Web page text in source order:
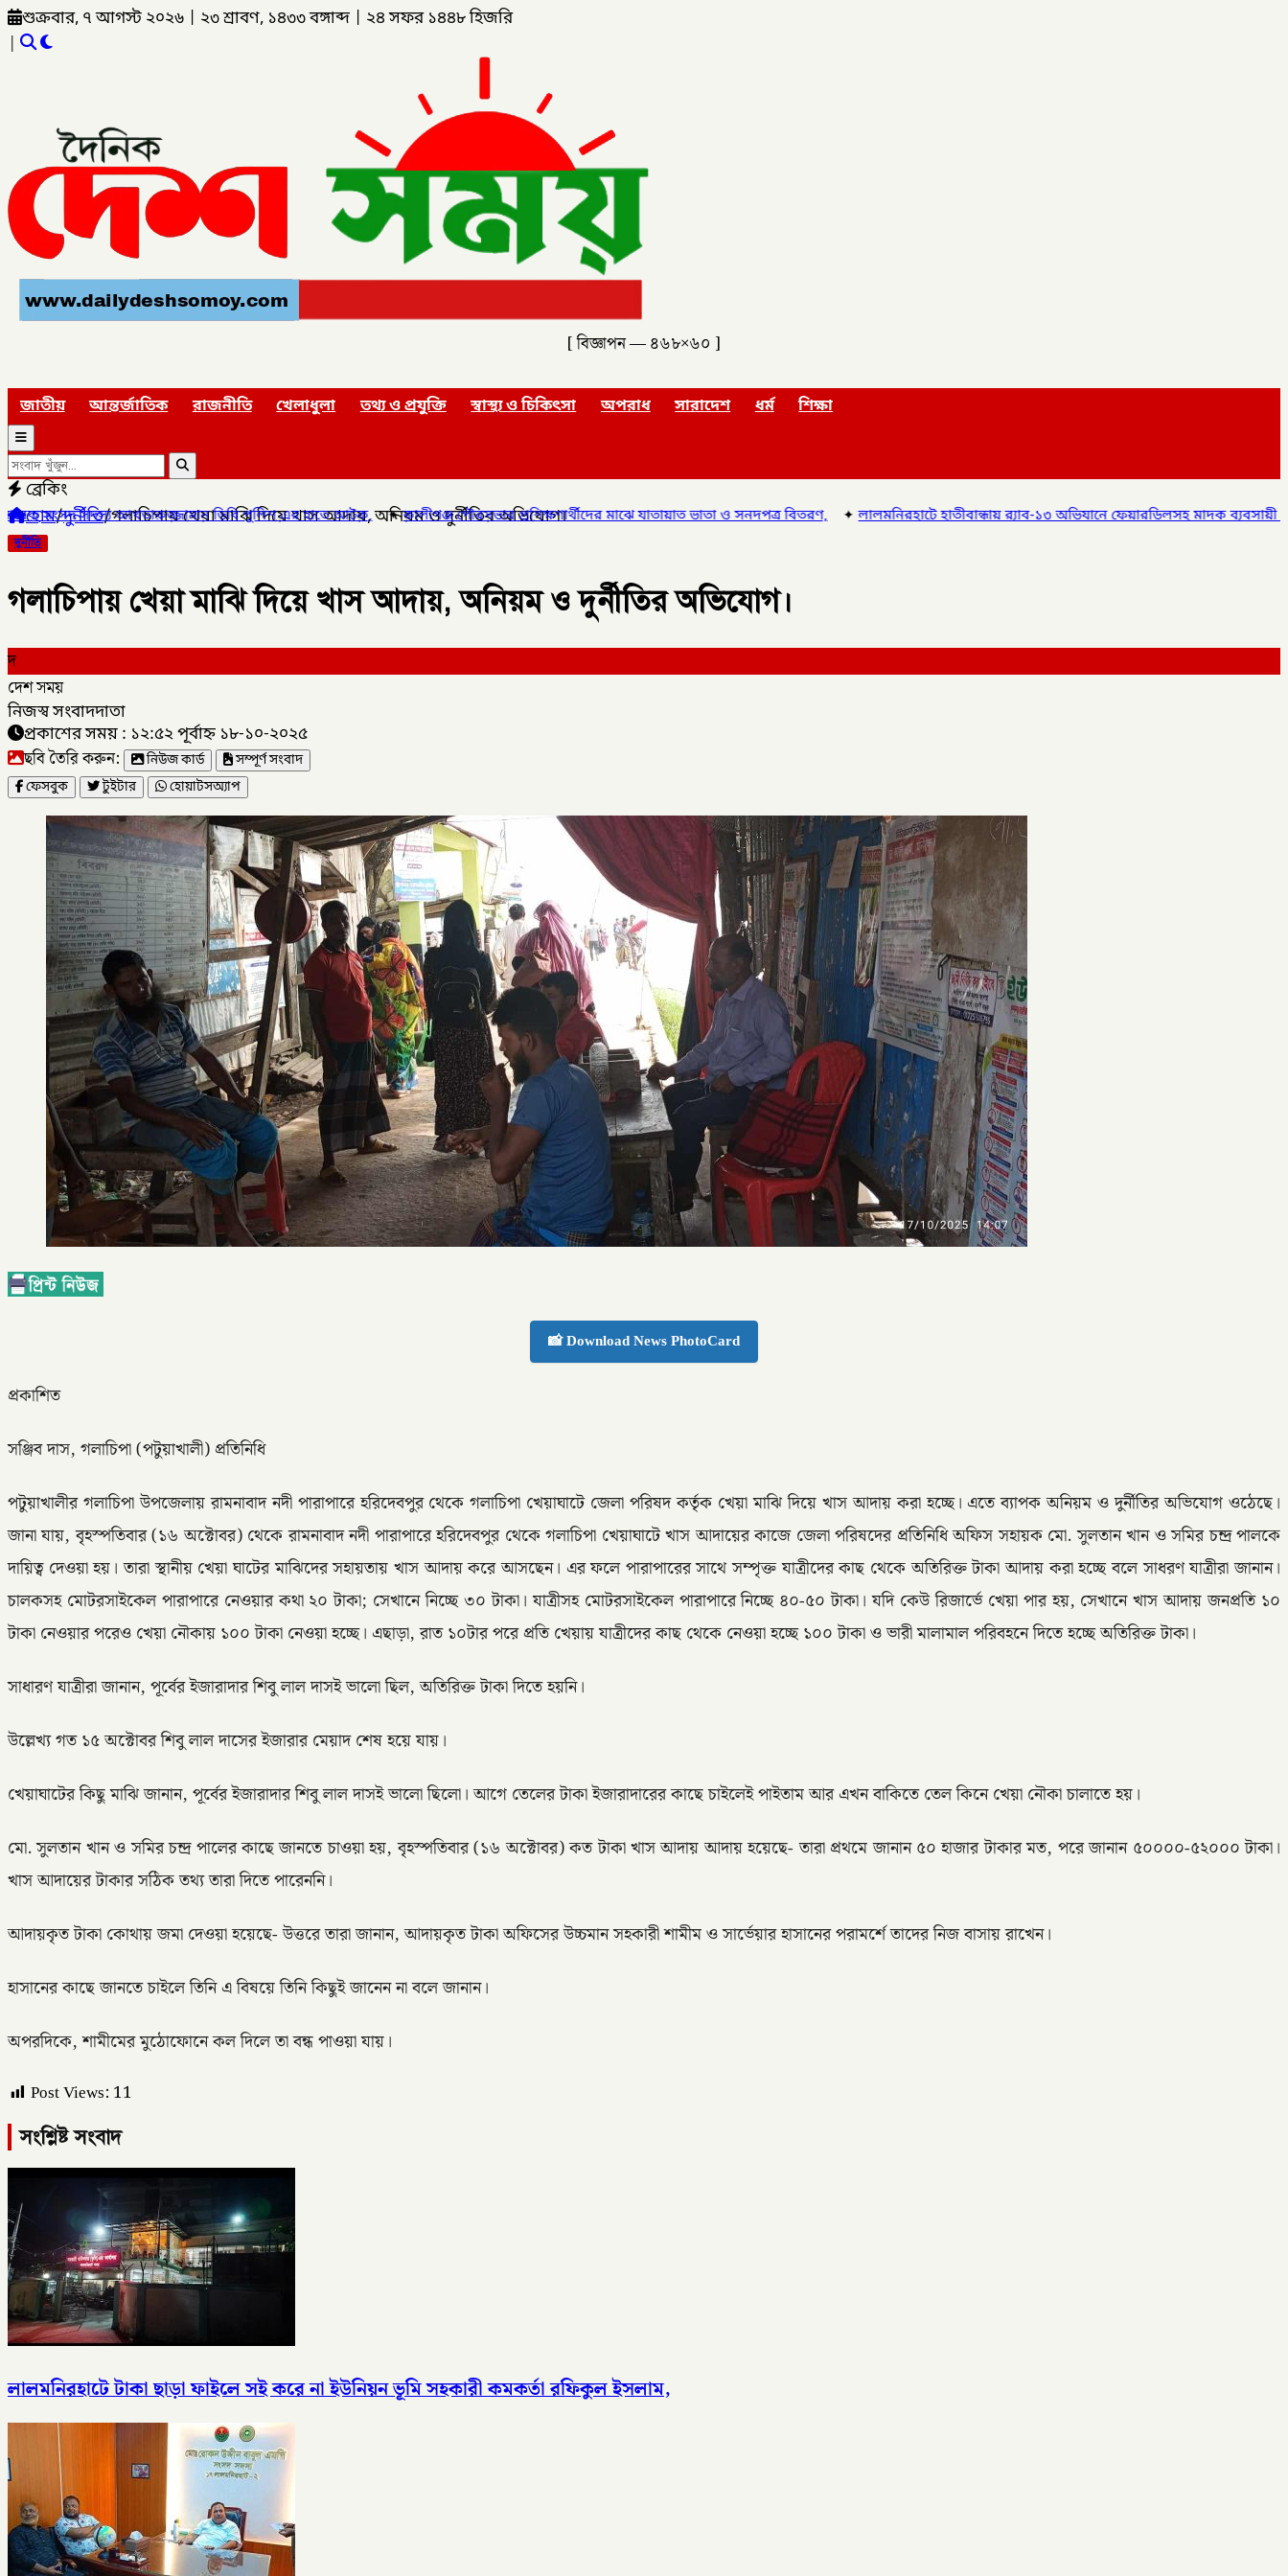
শুক্রবার, ৭ আগস্ট ২০২৬ ২৩ শ্রাবণ, ১৪৩৩ বঙ্গাব্দ ২৪ সফর ১৪৪৮ হিজরি
|
[ বিজ্ঞাপন — ৪৬৮×৬০ ]
জাতীয় আন্তর্জাতিক রাজনীতি খেলাধুলা তথ্য ও প্রযুক্তি স্বাস্থ্য ও চিকিৎসা অপরাধ সারাদেশ ধর্ম শিক্ষা
ব্রেকিং
ডিবি পুলিশ এর হাতে আটক,✦কালীগঞ্জ পৌরসভার প্রশিক্ষণার্থীদের মাঝে যাতায়াত ভাতা ও সনদপত্র বিতরণ,✦লালমনিরহাটে হাতীবান্ধায় র‌্যাব-১৩ অভিযানে ফেয়ারডিলসহ মাদক ব্যবসায়ী গ্রেপ্তার,✦লালমনিরহাটে
হোম/দুর্নীতি/গলাচিপায় খেয়া মাঝি দিয়ে খাস আদায়, অনিয়ম ও দুর্নীতির অভিযোগ।
দুর্নীতি
গলাচিপায় খেয়া মাঝি দিয়ে খাস আদায়, অনিয়ম ও দুর্নীতির অভিযোগ।
দ
দেশ সময়
নিজস্ব সংবাদদাতা
প্রকাশের সময় : ১২:৫২ পূর্বাহ্ন ১৮-১০-২০২৫
ছবি তৈরি করুন: নিউজ কার্ড
সম্পূর্ণ সংবাদ
ফেসবুক
টুইটার হোয়াটসঅ্যাপ
📸 Download News PhotoCard
প্রকাশিত
সঞ্জিব দাস, গলাচিপা (পটুয়াখালী) প্রতিনিধি
পটুয়াখালীর গলাচিপা ‍উপজেলায় রামনাবাদ নদী পারাপারে হরিদেবপুর থেকে গলাচিপা খেয়াঘাটে জেলা পরিষদ কর্তৃক খেয়া মাঝি দিয়ে খাস আদায় করা হচ্ছে। এতে ব্যাপক অনিয়ম ও দুর্নীতির অভিযোগ ওঠেছে।
জানা যায়, বৃহস্পতিবার (১৬ অক্টোবর) থেকে রামনাবাদ নদী পারাপারে হরিদেবপুর থেকে গলাচিপা খেয়াঘাটে খাস আদায়ের কাজে জেলা পরিষদের প্রতিনিধি অফিস সহায়ক মো. সুলতান খান ও সমির চন্দ্র পালকে
দায়িত্ব দেওয়া হয়। তারা স্থানীয় খেয়া ঘাটের মাঝিদের সহায়তায় খাস আদায় করে আসছেন। এর ফলে পারাপারের সাথে সম্পৃক্ত যাত্রীদের কাছ থেকে অতিরিক্ত টাকা আদায় করা হচ্ছে বলে সাধরণ যাত্রীরা জানান।
চালকসহ মোটরসাইকেল পারাপারে নেওয়ার কথা ২০ টাকা; সেখানে নিচ্ছে ৩০ টাকা। যাত্রীসহ মোটরসাইকেল পারাপারে নিচ্ছে ৪০-৫০ টাকা। যদি কেউ রিজার্ভে খেয়া পার হয়, সেখানে খাস আদায় জনপ্রতি ১০
টাকা নেওয়ার পরেও খেয়া নৌকায় ১০০ টাকা নেওয়া হচ্ছে। এছাড়া, রাত ১০টার পরে প্রতি খেয়ায় যাত্রীদের কাছ থেকে নেওয়া হচ্ছে ১০০ টাকা ও ভারী মালামাল পরিবহনে দিতে হচ্ছে অতিরিক্ত টাকা।
সাধারণ যাত্রীরা জানান, পূর্বের ইজারাদার শিবু লাল দাসই ভালো ছিল, অতিরিক্ত টাকা দিতে হয়নি।
উল্লেখ্য গত ১৫ অক্টোবর শিবু লাল দাসের ইজারার মেয়াদ শেষ হয়ে যায়।
খেয়াঘাটের কিছু মাঝি জানান, পূর্বের ইজারাদার শিবু লাল দাসই ভালো ছিলো। আগে তেলের টাকা ইজারাদারের কাছে চাইলেই পাইতাম আর এখন বাকিতে তেল কিনে খেয়া নৌকা চালাতে হয়।
মো. সুলতান খান ও সমির চন্দ্র পালের কাছে জানতে চাওয়া হয়, বৃহস্পতিবার (১৬ অক্টোবর) কত টাকা খাস আদায় আদায় হয়েছে- তারা প্রথমে জানান ৫০ হাজার টাকার মত, পরে জানান ৫০০০০-৫২০০০ টাকা।
খাস আদায়ের টাকার সঠিক তথ্য তারা দিতে পারেননি।
আদায়কৃত টাকা কোথায় জমা দেওয়া হয়েছে- উত্তরে তারা জানান, আদায়কৃত টাকা অফিসের উচ্চমান সহকারী শামীম ও সার্ভেয়ার হাসানের পরামর্শে তাদের নিজ বাসায় রাখেন।
হাসানের কাছে জানতে চাইলে তিনি এ বিষয়ে তিনি কিছুই জানেন না বলে জানান।
অপরদিকে, শামীমের মুঠোফোনে কল দিলে তা বন্ধ পাওয়া যায়।
Post Views: 11
সংশ্লিষ্ট সংবাদ
লালমনিরহাটে টাকা ছাড়া ফাইলে সই করে না ইউনিয়ন ভূমি সহকারী কমকর্তা রফিকুল ইসলাম,